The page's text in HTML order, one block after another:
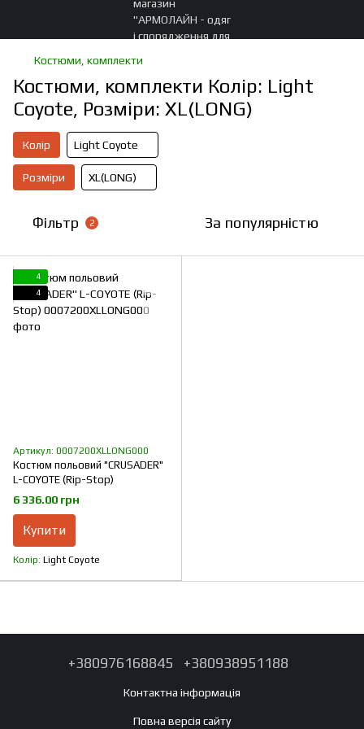
Костюми, комплекти
Костюми, комплекти Колір: Light
Coyote, Розміри: XL(LONG)
Колір Light Coyote
Розміри XL(LONG)
Фільтр 2 За популярністю
4
4
Артикул: 0007200XLLONG000
Костюм польовий "CRUSADER"
L-COYOTE (Rip-Stop)
6 336.00 грн
Купити
Колір Light Coyote
+380976168845 +380938951188
Контактна інформація
Повна версія сайту